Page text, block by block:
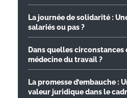
La journée de solidarité :
salariés ou pas ?
Dans quelles
médecine du travail ?
La promesse d’embauche :
valeur juridique dans le